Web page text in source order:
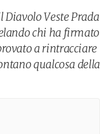
Veste Prada
chi ha firmato
a rintracciare
qualcosa della